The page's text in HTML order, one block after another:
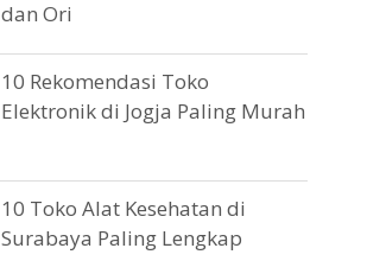
dan Ori
10 Rekomendasi Toko
Elektronik di Jogja Paling Murah
10 Toko Alat Kesehatan di
Surabaya Paling Lengkap